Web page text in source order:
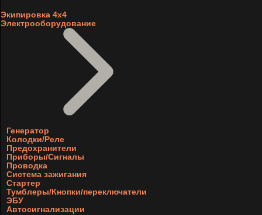
Экипировка 4х4
Электрооборудование
Генератор
Колодки/Реле
Предохранители
Приборы/Сигналы
Проводка
Система зажигания
Стартер
Тумблеры/Кнопки/переключатели
ЭБУ
Автосигнализации